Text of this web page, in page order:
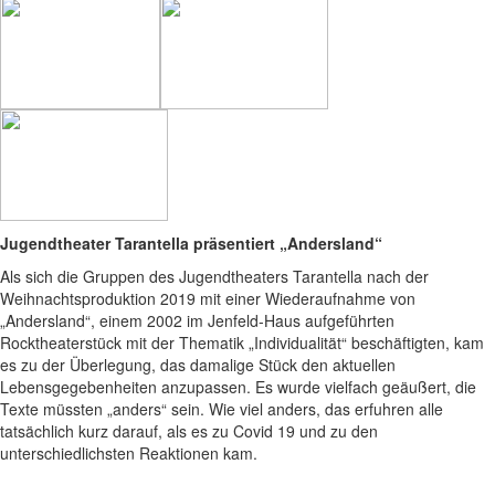
Jugendtheater Tarantella präsentiert „Andersland“
Als sich die Gruppen des Jugendtheaters Tarantella nach der
Weihnachtsproduktion 2019 mit einer Wiederaufnahme von
„Andersland“, einem 2002 im Jenfeld-Haus aufgeführten
Rocktheaterstück mit der Thematik „Individualität“ beschäftigten, kam
es zu der Überlegung, das damalige Stück den aktuellen
Lebensgegebenheiten anzupassen. Es wurde vielfach geäußert, die
Texte müssten „anders“ sein. Wie viel anders, das erfuhren alle
tatsächlich kurz darauf, als es zu Covid 19 und zu den
unterschiedlichsten Reaktionen kam.